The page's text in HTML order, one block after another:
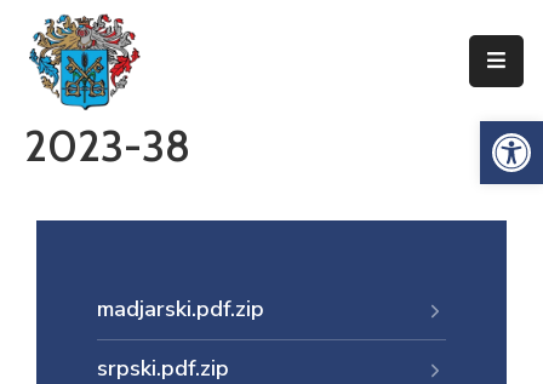
Упознајте
Сенту
2023-38
madjarski.pdf.zip
srpski.pdf.zip